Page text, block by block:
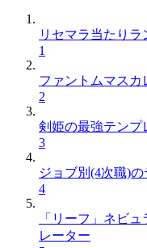
リセマラ当たりラ
1
ファントムマスカ
2
剣姫の最強テンプ
3
ジョブ別(4次職)
4
「リーフ」ネビ
レーター